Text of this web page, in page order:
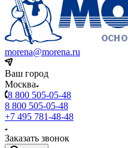
morena@morena.ru
Ваш город
Москва
8 800 505-05-48
8 800 505-05-48
+7 495 781-48-48
Заказать звонок